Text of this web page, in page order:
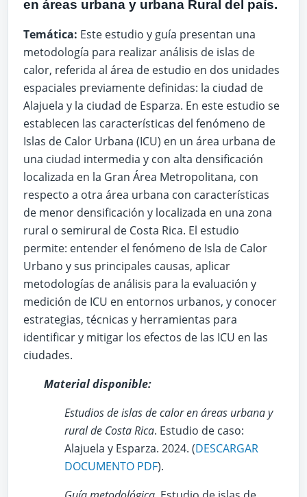
en áreas urbana y urbana Rural del país.
Temática: Este estudio y guía presentan una
metodología para realizar análisis de islas de
calor, referida al área de estudio en dos unidades
espaciales previamente definidas: la ciudad de
Alajuela y la ciudad de Esparza. En este estudio se
establecen las características del fenómeno de
Islas de Calor Urbana (ICU) en un área urbana de
una ciudad intermedia y con alta densificación
localizada en la Gran Área Metropolitana, con
respecto a otra área urbana con características
de menor densificación y localizada en una zona
rural o semirural de Costa Rica. El estudio
permite: entender el fenómeno de Isla de Calor
Urbano y sus principales causas, aplicar
metodologías de análisis para la evaluación y
medición de ICU en entornos urbanos, y conocer
estrategias, técnicas y herramientas para
identificar y mitigar los efectos de las ICU en las
ciudades.
Material disponible:
Estudios de islas de calor en áreas urbana y
rural de Costa Rica. Estudio de caso:
Alajuela y Esparza. 2024. (DESCARGAR
DOCUMENTO PDF).